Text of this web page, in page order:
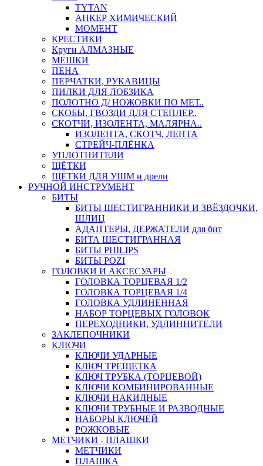
TYTAN
АНКЕР ХИМИЧЕСКИЙ
МОМЕНТ
КРЕСТИКИ
Круги АЛМАЗНЫЕ
МЕШКИ
ПЕНА
ПЕРЧАТКИ, РУКАВИЦЫ
ПИЛКИ ДЛЯ ЛОБЗИКА
ПОЛОТНО Д/ НОЖОВКИ ПО МЕТ..
СКОБЫ, ГВОЗДИ ДЛЯ СТЕПЛЕР..
СКОТЧИ, ИЗОЛЕНТА, МАЛЯРНА..
ИЗОЛЕНТА, СКОТЧ, ЛЕНТА
СТРЕЙЧ-ПЛЁНКА
УПЛОТНИТЕЛИ
ЩЁТКИ
ЩЁТКИ ДЛЯ УШМ и дрели
РУЧНОЙ ИНСТРУМЕНТ
БИТЫ
БИТЫ ШЕСТИГРАННИКИ И ЗВЁЗДОЧКИ,
ШЛИЦ
АДАПТЕРЫ, ДЕРЖАТЕЛИ для бит
БИТА ШЕСТИГРАННАЯ
БИТЫ PHILIPS
БИТЫ POZI
ГОЛОВКИ И АКСЕСУАРЫ
ГОЛОВКА ТОРЦЕВАЯ 1/2
ГОЛОВКА ТОРЦЕВАЯ 1/4
ГОЛОВКА УДЛИНЕННАЯ
НАБОР ТОРЦЕВЫХ ГОЛОВОК
ПЕРЕХОДНИКИ, УДЛИННИТЕЛИ
ЗАКЛЕПОЧНИКИ
КЛЮЧИ
КЛЮЧИ УДАРНЫЕ
КЛЮЧ ТРЕЩЕТКА
КЛЮЧ ТРУБКА (ТОРЦЕВОЙ)
КЛЮЧИ КОМБИНИРОВАННЫЕ
КЛЮЧИ НАКИДНЫЕ
КЛЮЧИ ТРУБНЫЕ И РАЗВОДНЫЕ
НАБОРЫ КЛЮЧЕЙ
РОЖКОВЫЕ
МЕТЧИКИ - ПЛАШКИ
МЕТЧИКИ
ПЛАШКА